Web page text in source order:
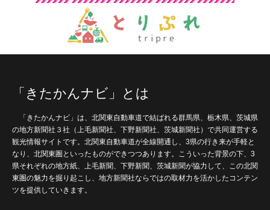
「きたかんナビ」とは
「きたかんナビ」は、北関東自動車道で結ばれる群馬県、栃木県、茨城県
の地方新聞社３社（上毛新聞社、下野新聞社、茨城新聞社）で共同運営する
観光情報サイトです。北関東自動車道が全線開通し、3県の行き来が手軽と
なり、北関東圏といったものができつつあります。こういった背景の下、3
県それぞれの地方紙、上毛新聞、下野新聞、茨城新聞が協力して、この北関
東圏の魅力を掘り起こし、地方新聞社ならではの取材力を活かしたコンテン
ツを提供していきます。